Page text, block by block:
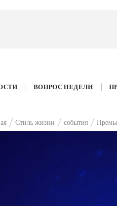
ВОПРОС НЕДЕЛИ
Стиль жизни события